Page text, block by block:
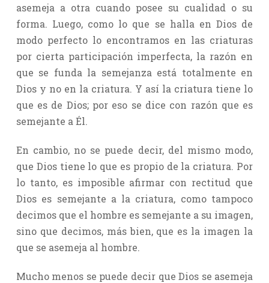
asemeja a otra cuando posee su cualidad o su
forma. Luego, como lo que se halla en Dios de
modo perfecto lo encontramos en las criaturas
por cierta participación imperfecta, la razón en
que se funda la semejanza está totalmente en
Dios y no en la criatura. Y así la criatura tiene lo
que es de Dios; por eso se dice con razón que es
semejante a Él.
En cambio, no se puede decir, del mismo modo,
que Dios tiene lo que es propio de la criatura. Por
lo tanto, es imposible afirmar con rectitud que
Dios es semejante a la criatura, como tampoco
decimos que el hombre es semejante a su imagen,
sino que decimos, más bien, que es la imagen la
que se asemeja al hombre.
Mucho menos se puede decir que Dios se asemeja